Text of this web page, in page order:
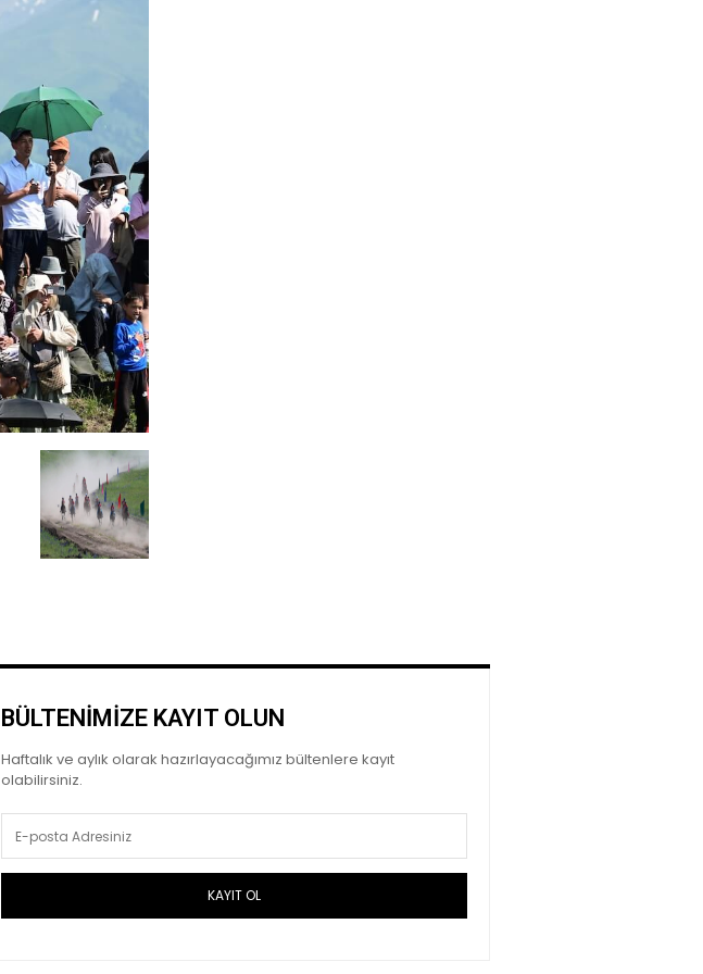
BÜLTENİMİZE KAYIT OLUN
Haftalık ve aylık olarak hazırlayacağımız bültenlere kayıt
olabilirsiniz.
KAYIT OL